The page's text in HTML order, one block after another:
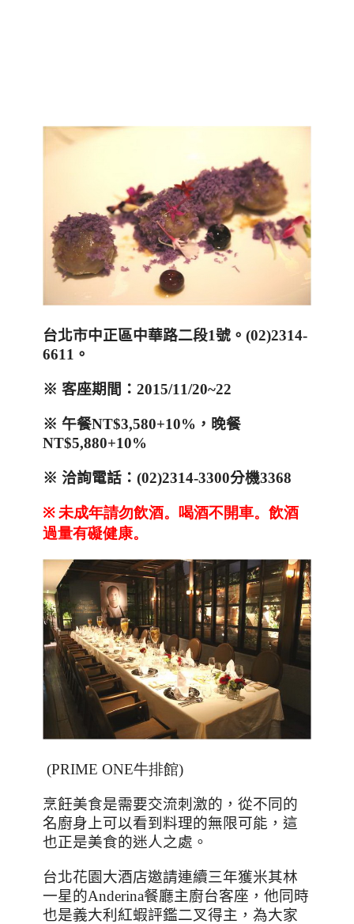
台北市中正區中華路二段1號 。 (02)2314-
6611 。
※ 客座期間： 2015/11/20~22
※ 午餐NT$3,580+10% ，晚餐
NT$5,880+10%
※ 洽詢電話： (02)2314-3300分機3368
※未成年請勿飲酒。喝酒不開車。飲酒
過量有礙健康。
(PRIME ONE牛排館)
烹飪美食是需要交流刺激的，從不同的
名廚身上可以看到料理的無限可能，這
也正是美食的迷人之處。
台北花園大酒店邀請連續三年獲米其林
一星的Anderina餐廳主廚台客座，他同時
也是義大利紅蝦評鑑二叉得主，為大家